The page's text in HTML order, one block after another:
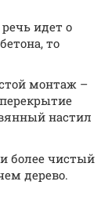
идет о
то
монтаж –
настил
более чистый
дерево.